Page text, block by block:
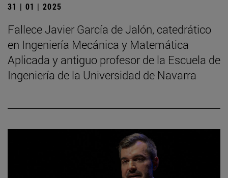
31 | 01 | 2025
Fallece Javier García de Jalón, catedrático
en Ingeniería Mecánica y Matemática
Aplicada y antiguo profesor de la Escuela de
Ingeniería de la Universidad de Navarra